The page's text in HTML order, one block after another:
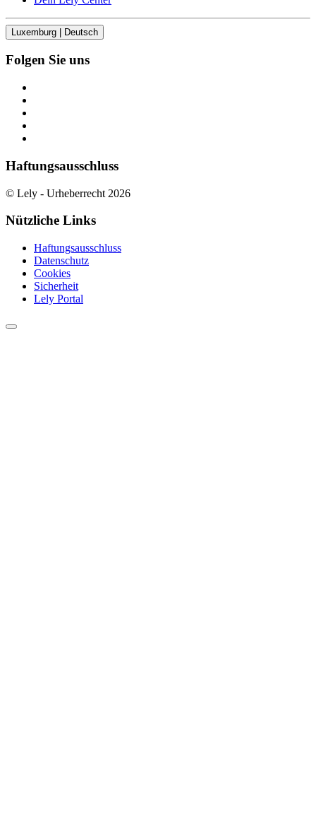
Luxemburg | Deutsch
Folgen Sie uns
Haftungsausschluss
© Lely - Urheberrecht 2026
Nützliche Links
Haftungsausschluss
Datenschutz
Cookies
Sicherheit
Lely Portal